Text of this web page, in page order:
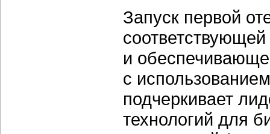
Запуск первой
и
с
подчеркивает
технологий для